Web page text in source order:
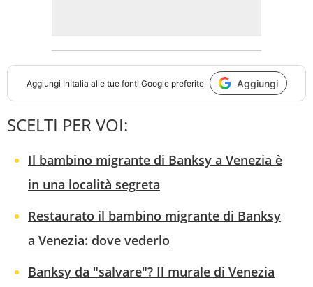
Aggiungi InItalia alle tue fonti Google preferite Aggiungi
SCELTI PER VOI:
Il bambino migrante di Banksy a Venezia è
in una località segreta
Restaurato il bambino migrante di Banksy
a Venezia: dove vederlo
Banksy da "salvare"? Il murale di Venezia